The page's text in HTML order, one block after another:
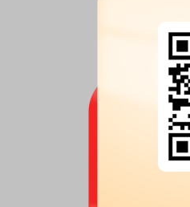
蒲忠杰于2026-07-
12.25%，占总股本比1.52%，
始日2024-07-18,2023-07-18)
2026年07月02日发布《
5.23%，占总股本比0.65%，累